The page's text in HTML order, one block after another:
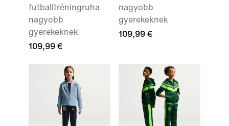
futballtréningruha
nagyobb
gyerekeknek
109,99 €
nagyobb
gyerekeknek
109,99 €